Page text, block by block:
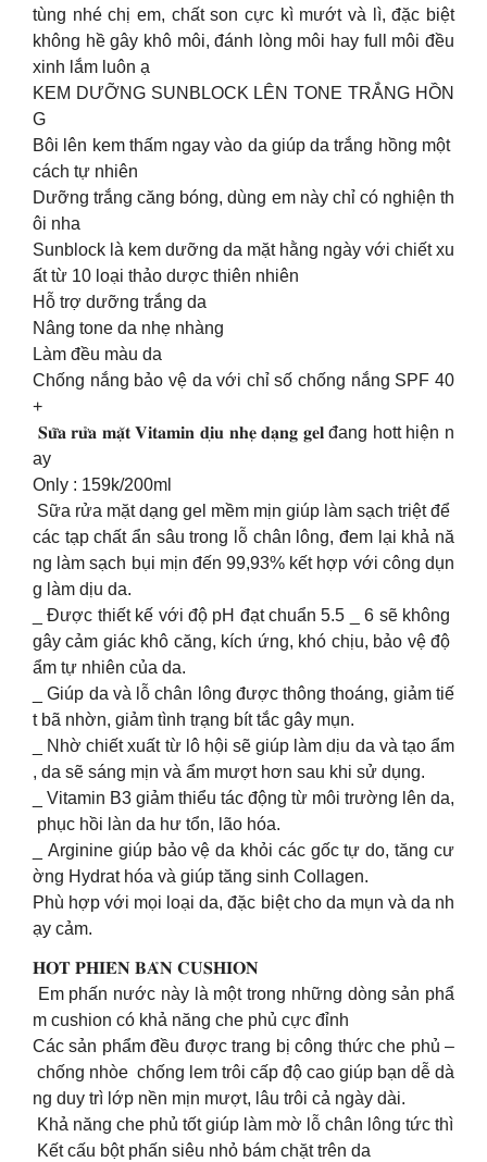
tùng nhé chị em, chất son cực kì mướt và lì, đặc biệt
không hề gây khô môi, đánh lòng môi hay full môi đều
xinh lắm luôn ạ
KEM DƯỠNG SUNBLOCK LÊN TONE TRẮNG HỒN
G
Bôi lên kem thấm ngay vào da giúp da trắng hồng một
cách tự nhiên
Dưỡng trắng căng bóng, dùng em này chỉ có nghiện th
ôi nha
Sunblock là kem dưỡng da mặt hằng ngày với chiết xu
ất từ 10 loại thảo dược thiên nhiên
Hỗ trợ dưỡng trắng da
Nâng tone da nhẹ nhàng
Làm đều màu da
Chống nắng bảo vệ da với chỉ số chống nắng SPF 40
+
𝐒𝐮̛̃𝐚 𝐫𝐮̛̉𝐚 𝐦𝐚̣̆𝐭 𝐕𝐢𝐭𝐚𝐦𝐢𝐧 𝐝𝐢̣𝐮 𝐧𝐡𝐞̣ 𝐝𝐚̣𝐧𝐠 𝐠𝐞𝐥 đang hott hiện n
ay
Only : 159k/200ml
Sữa rửa mặt dạng gel mềm mịn giúp làm sạch triệt để
các tạp chất ẩn sâu trong lỗ chân lông, đem lại khả nă
ng làm sạch bụi mịn đến 99,93% kết hợp với công dụn
g làm dịu da.
_ Được thiết kế với độ pH đạt chuẩn 5.5 _ 6 sẽ không
gây cảm giác khô căng, kích ứng, khó chịu, bảo vệ độ
ẩm tự nhiên của da.
_ Giúp da và lỗ chân lông được thông thoáng, giảm tiế
t bã nhờn, giảm tình trạng bít tắc gây mụn.
_ Nhờ chiết xuất từ lô hội sẽ giúp làm dịu da và tạo ẩm
, da sẽ sáng mịn và ẩm mượt hơn sau khi sử dụng.
_ Vitamin B3 giảm thiểu tác động từ môi trường lên da,
phục hồi làn da hư tổn, lão hóa.
_ Arginine giúp bảo vệ da khỏi các gốc tự do, tăng cư
ờng Hydrat hóa và giúp tăng sinh Collagen.
Phù hợp với mọi loại da, đặc biệt cho da mụn và da nh
ạy cảm.
𝐇𝐎𝐓 𝐏𝐇𝐈𝐄̂𝐍 𝐁𝐀̉𝐍 𝐂𝐔𝐒𝐇𝐈𝐎𝐍
Em phấn nước này là một trong những dòng sản phẩ
m cushion có khả năng che phủ cực đỉnh
Các sản phẩm đều được trang bị công thức che phủ –
chống nhòe chống lem trôi cấp độ cao giúp bạn dễ dà
ng duy trì lớp nền mịn mượt, lâu trôi cả ngày dài.
Khả năng che phủ tốt giúp làm mờ lỗ chân lông tức thì
Kết cấu bột phấn siêu nhỏ bám chặt trên da